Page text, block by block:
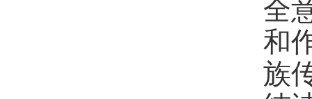
全
和
族